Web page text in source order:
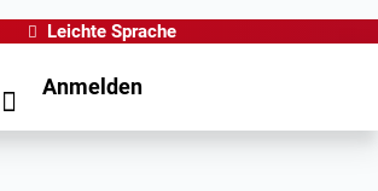
Leichte Sprache
Anmelden